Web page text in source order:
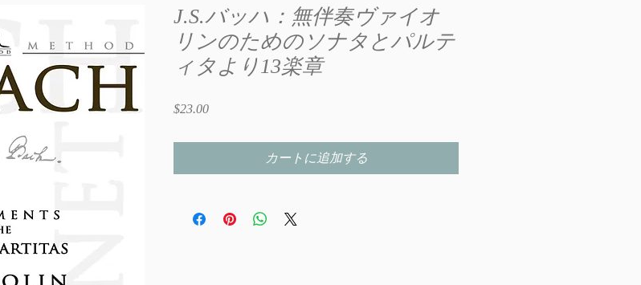
J.S.バッハ：無伴奏ヴァイオ
リンのためのソナタとパルテ
ィタより13楽章
$23.00価
カートに追加する